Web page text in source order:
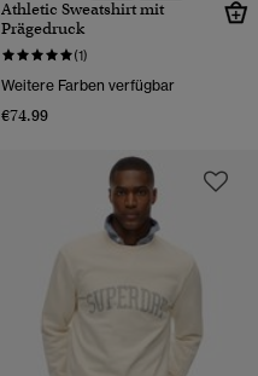
Athletic Sweatshirt mit
Prägedruck
(1)
Weitere Farben verfügbar
€74.99